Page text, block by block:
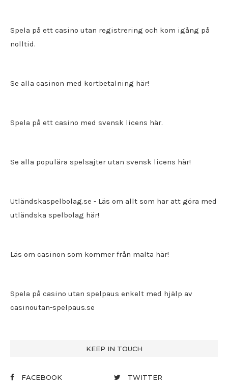
Spela på ett casino utan registrering och kom igång på
nolltid.
Se alla casinon med kortbetalning här!
Spela på ett casino med svensk licens här.
Se alla populära spelsajter utan svensk licens här!
Utländskaspelbolag.se - Läs om allt som har att göra med
utländska spelbolag här!
Läs om casinon som kommer från malta här!
Spela på casino utan spelpaus enkelt med hjälp av
casinoutan-spelpaus.se
KEEP IN TOUCH
FACEBOOK
TWITTER